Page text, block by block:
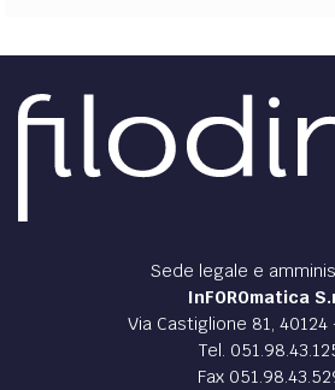
Sede legale e
InFOROmatica
Via Castiglione 81,
Tel.
Fax